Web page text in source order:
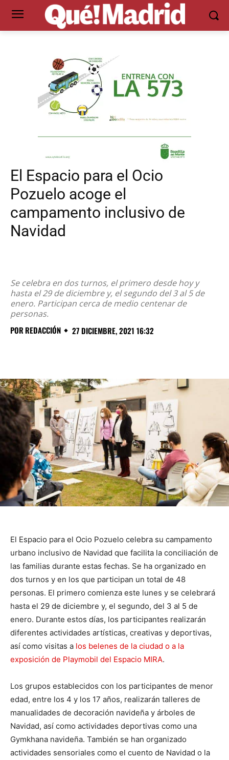
El Espacio para el Ocio
Pozuelo acoge el
campamento inclusivo de
Navidad
Se celebra en dos turnos, el primero desde hoy y
hasta el 29 de diciembre y, el segundo del 3 al 5 de
enero. Participan cerca de medio centenar de
personas.
POR REDACCIÓN 27 DICIEMBRE, 2021 16:32
El Espacio para el Ocio Pozuelo celebra su campamento
urbano inclusivo de Navidad que facilita la conciliación de
las familias durante estas fechas. Se ha organizado en
dos turnos y en los que participan un total de 48
personas. El primero comienza este lunes y se celebrará
hasta el 29 de diciembre y, el segundo, del 3 al 5 de
enero. Durante estos días, los participantes realizarán
diferentes actividades artísticas, creativas y deportivas,
así como visitas a los belenes de la ciudad o a la
exposición de Playmobil del Espacio MIRA.
Los grupos establecidos con los participantes de menor
edad, entre los 4 y los 17 años, realizarán talleres de
manualidades de decoración navideña y árboles de
Navidad, así como actividades deportivas como una
Gymkhana navideña. También se han organizado
actividades sensoriales como el cuento de Navidad o la